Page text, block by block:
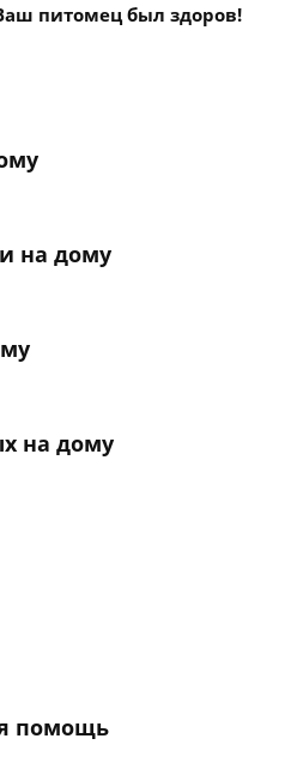
питомец был здоров!
на дому
на дому
помощь